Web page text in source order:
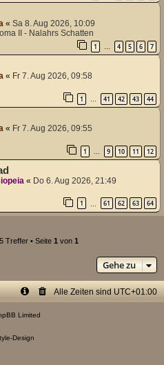
« Sa 8. Aug 2026, 10:09
II - Nalahrs Schatten
1 … 4 5 6 7
« Fr 7. Aug 2026, 09:58
1 41 42 43 44
« Fr 7. Aug 2026, 09:55
1 9 10 11 12
« Do 6. Aug 2026, 21:49
1 61 62 63 64
Treffer • Seite 1 von 1
Gehe zu
Alle Zeiten sind UTC+01:00
Limited
Design